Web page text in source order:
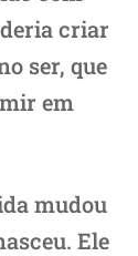
criar
ser, que
em
mudou
Ele